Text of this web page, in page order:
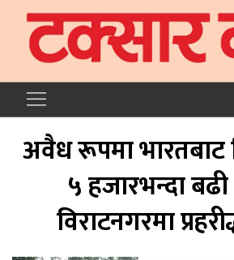
अवैध रूपमा भारतबाट
५ हजारभन्दा
विराटनगरमा